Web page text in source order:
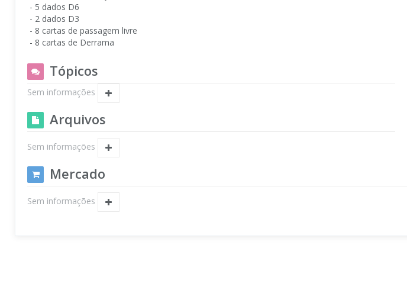
- 5 dados D6
- 2 dados D3
- 8 cartas de passagem livre
- 8 cartas de Derrama
Tópicos
Sem informações
Arquivos
Sem informações
Mercado
Sem informações